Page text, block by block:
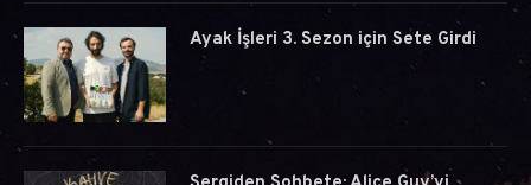
Ayak İşleri 3. Sezon için Sete Girdi